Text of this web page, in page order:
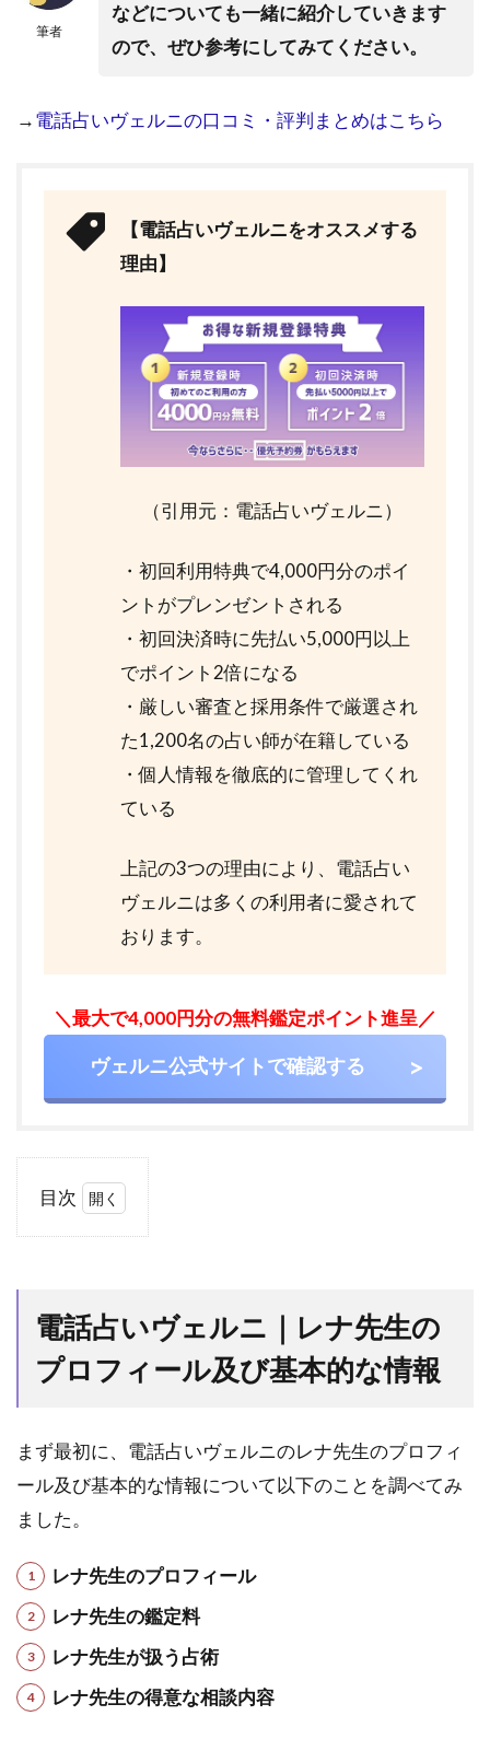
筆者
などについても一緒に紹介していきます
ので、ぜひ参考にしてみてください。
→電話占いヴェルニの口コミ・評判まとめはこちら
【電話占いヴェルニをオススメする
理由】
（引用元：電話占いヴェルニ）
・初回利用特典で4,000円分のポイ
ントがプレンゼントされる
・初回決済時に先払い5,000円以上
でポイント2倍になる
・厳しい審査と採用条件で厳選され
た1,200名の占い師が在籍している
・個人情報を徹底的に管理してくれ
ている
上記の3つの理由により、電話占い
ヴェルニは多くの利用者に愛されて
おります。
＼最大で4,000円分の無料鑑定ポイント進呈／
ヴェルニ公式サイトで確認する
目次
い
ヴ
ェ
｜
レ
ナ
生
プ
フ
ィ
ー
ル
及
電話占いヴェルニ｜レナ先生の
プロフィール及び基本的な情報
まず最初に、電話占いヴェルニのレナ先生のプロフィ
ール及び基本的な情報について以下のことを調べてみ
ました。
レナ先生のプロフィール
レナ先生の鑑定料
レナ先生が扱う占術
レナ先生の得意な相談内容